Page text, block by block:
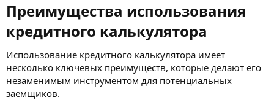
Преимущества использования
кредитного калькулятора​
Использование кредитного калькулятора имеет
несколько ключевых преимуществ, которые делают его
незаменимым инструментом для потенциальных
заемщиков.